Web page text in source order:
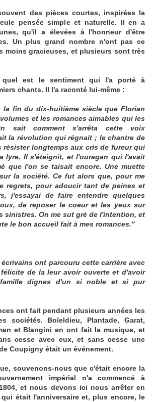
des pièces courtes, inspirées la
pensée simple et naturelle. Il en a
qu'il a élevées à l'honneur d'être
Un plus grand nombre n'ont pas ce
moins gracieuses, et plusieurs sont très
est le sentiment qui l'a porté à
chants. Il l'a raconté lui-même :
la fin du dix-huitième siècle que Florian
et les romances aimables qui les
sait comment s'arrêta cette voix
la révolution qui régnait ; le chantre de
résister longtemps aux cris de fureur qui
lyre. Il s'éteignit, et l'ouragan qui l'avait
que l'on se taisait encore. Une muette
la société. Ce fut alors que, pour me
regrets, pour adoucir tant de peines et
j'essayai de faire entendre quelques
de reposer le coeur et les yeux sur
sinistres. On me sut gré de l'intention, et
le bon accueil fait à mes romances."
ont parcouru cette carrière avec
de la leur avoir ouverte et d'avoir
dignes d'un si noble et si pur
ont fait pendant plusieurs années les
sociétés. Boïeldieu, Plantade, Garat,
et Blangini en ont fait la musique, et
cesse avec eux, et sans cesse une
Coupigny était un événement.
souvenons-nous que c'était encore la
impérial n'a commencé à
et nous devons ici nous arrêter en
qui était l'anniversaire et, plus encore, le